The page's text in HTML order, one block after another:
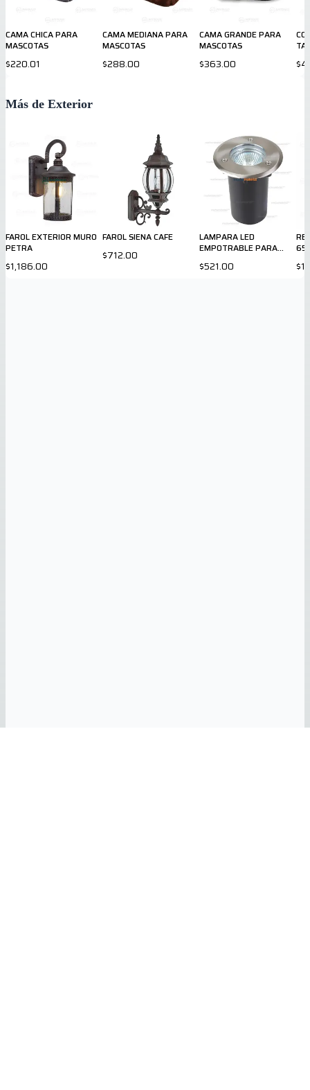
CAMA CHICA PARA
MASCOTAS
$220.01
CAMA MEDIANA PARA
MASCOTAS
$288.00
CAMA GRANDE PARA
MASCOTAS
$363.00
Más de Exterior
FAROL EXTERIOR MURO
PETRA
$1,186.00
FAROL SIENA CAFE
$712.00
LAMPARA LED
EMPOTRABLE PARA
$521.00